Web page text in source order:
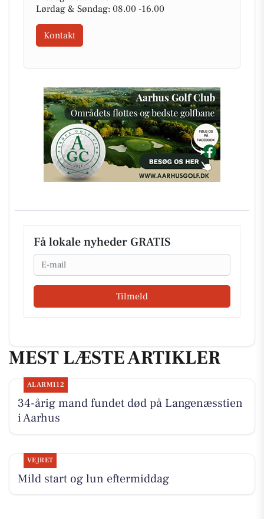
Lørdag & Søndag: 08.00 -16.00
Kontakt
Få lokale nyheder GRATIS
Email
Tilmeld
MEST LÆSTE ARTIKLER
ALARM112
34-årig mand fundet død på Langenæsstien
i Aarhus
VEJRET
Mild start og lun eftermiddag